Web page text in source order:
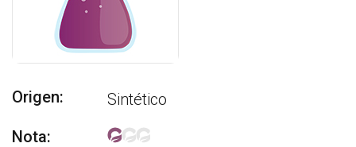
Origen:
Sintético
Nota: